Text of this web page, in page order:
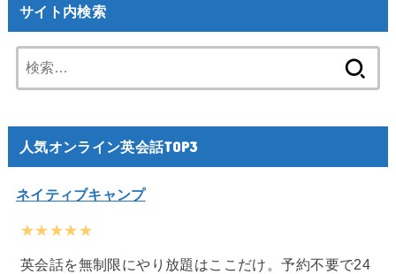
サイト内検索
索:
人気オンライン英会話TOP3
ネイティブキャンプ
★★★★★
英会話を無制限にやり放題はここだけ。予約不要で24